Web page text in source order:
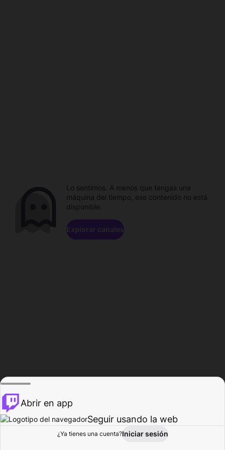
Explorar Actividad
Lo sentimos. A menos que tengas una
máquina del tiempo, ese contenido no está
disponible.
Explorar canales
Abrir en app
Seguir usando la web
¿Ya tienes una cuenta?Iniciar sesión